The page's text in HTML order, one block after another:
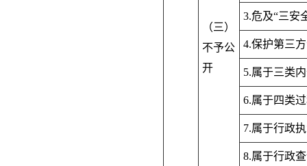
（三）
不予公
开
3.危及“三安
4.保护第三
5.属于三类
6.属于四类
7.属于行政
8.属于行政